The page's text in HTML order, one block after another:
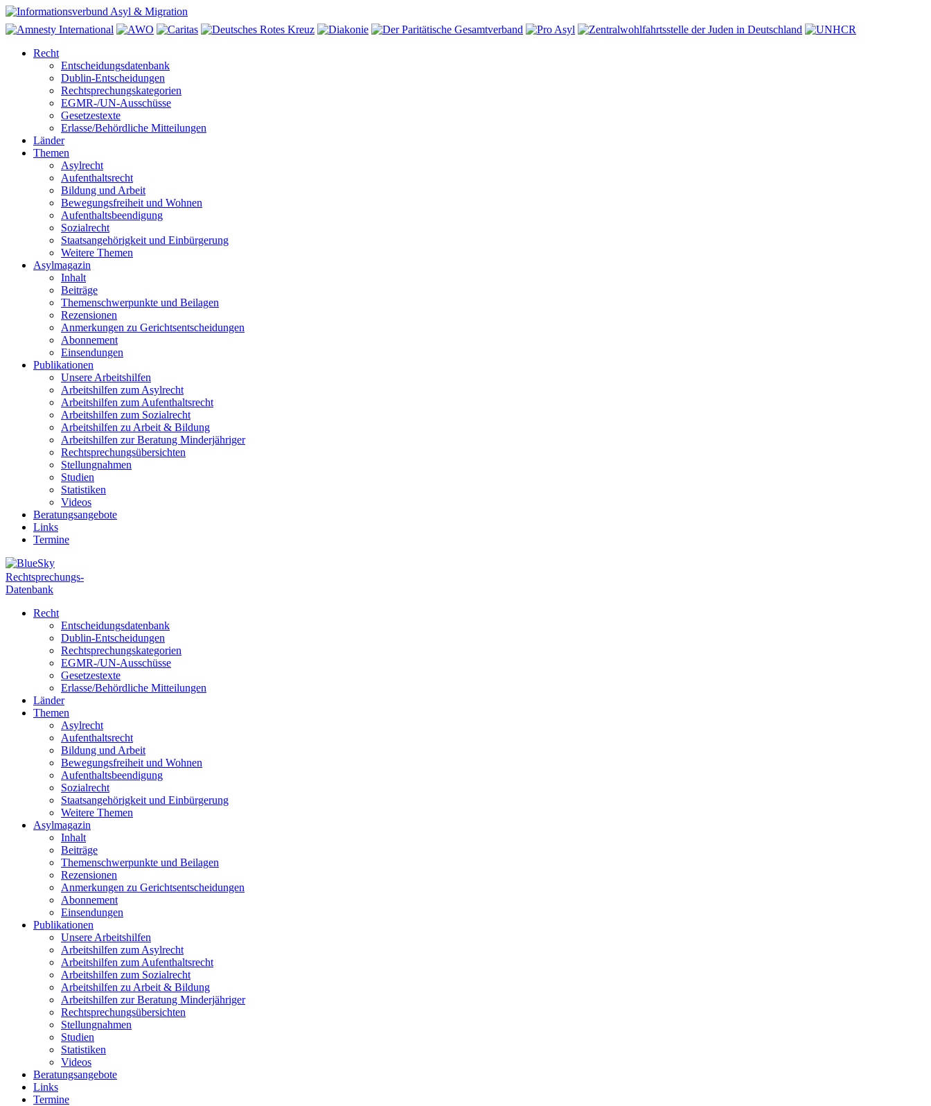
Recht
Entscheidungsdatenbank
Dublin-Entscheidungen
Rechtsprechungskategorien
EGMR-/UN-Ausschüsse
Gesetzestexte
Erlasse/Behördliche Mitteilungen
Länder
Themen
Asylrecht
Aufenthaltsrecht
Bildung und Arbeit
Bewegungsfreiheit und Wohnen
Aufenthaltsbeendigung
Sozialrecht
Staatsangehörigkeit und Einbürgerung
Weitere Themen
Asylmagazin
Inhalt
Beiträge
Themenschwerpunkte und Beilagen
Rezensionen
Anmerkungen zu Gerichtsentscheidungen
Abonnement
Einsendungen
Publikationen
Unsere Arbeitshilfen
Arbeitshilfen zum Asylrecht
Arbeitshilfen zum Aufenthaltsrecht
Arbeitshilfen zum Sozialrecht
Arbeitshilfen zu Arbeit & Bildung
Arbeitshilfen zur Beratung Minderjähriger
Rechtsprechungsübersichten
Stellungnahmen
Studien
Statistiken
Videos
Beratungsangebote
Links
Termine
Rechtsprechungs-
Datenbank
Recht
Entscheidungsdatenbank
Dublin-Entscheidungen
Rechtsprechungskategorien
EGMR-/UN-Ausschüsse
Gesetzestexte
Erlasse/Behördliche Mitteilungen
Länder
Themen
Asylrecht
Aufenthaltsrecht
Bildung und Arbeit
Bewegungsfreiheit und Wohnen
Aufenthaltsbeendigung
Sozialrecht
Staatsangehörigkeit und Einbürgerung
Weitere Themen
Asylmagazin
Inhalt
Beiträge
Themenschwerpunkte und Beilagen
Rezensionen
Anmerkungen zu Gerichtsentscheidungen
Abonnement
Einsendungen
Publikationen
Unsere Arbeitshilfen
Arbeitshilfen zum Asylrecht
Arbeitshilfen zum Aufenthaltsrecht
Arbeitshilfen zum Sozialrecht
Arbeitshilfen zu Arbeit & Bildung
Arbeitshilfen zur Beratung Minderjähriger
Rechtsprechungsübersichten
Stellungnahmen
Studien
Statistiken
Videos
Beratungsangebote
Links
Termine